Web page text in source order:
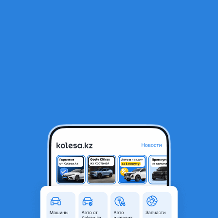
2
Б/y Toyota Avalon 1994 - 1997 XX10
Уплотнителный молдинг накладка на
Toyota Avalon 1996 задней правой двери.
Цена 8000 тг.
Алматы